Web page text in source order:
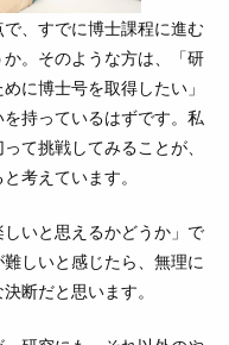
、すでに博士課程に進む
。そのような方は、「研
に博士号を取得したい」
持っているはずです。私
て挑戦してみることが、
考えています。
いと思えるかどうか」で
しいと感じたら、無理に
断だと思います。